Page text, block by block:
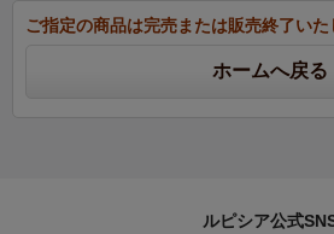
ご指定の商品は完売または販売終了いた
ルピシア公式